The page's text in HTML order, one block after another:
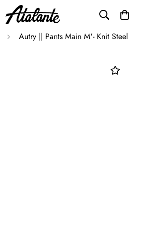
Autry || Pants Main M'- Knit Steel